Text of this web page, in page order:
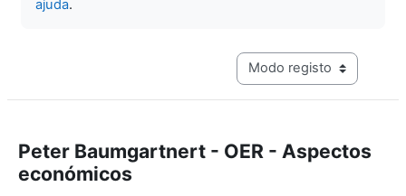
ajuda.
Navegação terciária do
Peter Baumgartnert - OER - Aspectos
económicos